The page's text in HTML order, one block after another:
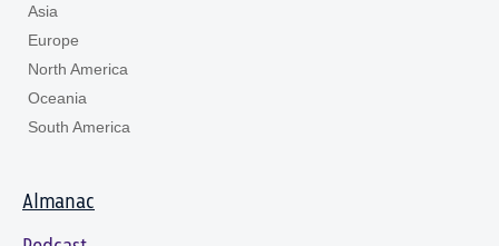
Asia
Europe
North America
Oceania
South America
Almanac